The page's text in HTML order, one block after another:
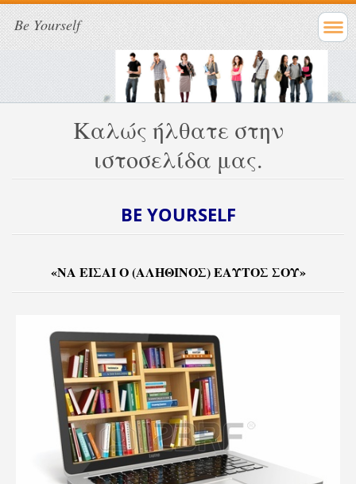
Be Yourself
Καλώς ήλθατε στην
ιστοσελίδα μας.
BE YOURSELF
«ΝΑ ΕΙΣΑΙ Ο (ΑΛΗΘΙΝΟΣ) ΕΑΥΤΟΣ ΣΟΥ»